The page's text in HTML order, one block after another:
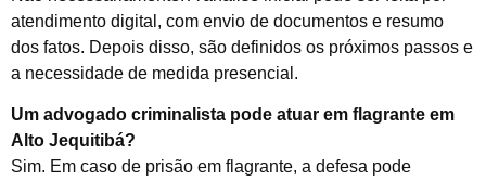
atendimento digital, com envio de documentos e resumo
dos fatos. Depois disso, são definidos os próximos passos e
a necessidade de medida presencial.
Um advogado criminalista pode atuar em flagrante em
Alto Jequitibá?
Sim. Em caso de prisão em flagrante, a defesa pode